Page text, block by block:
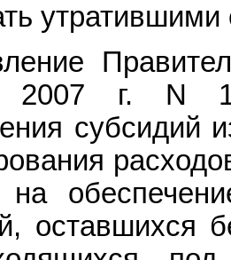
утратившими
2007 г. N
субсидий
на
оставшихся